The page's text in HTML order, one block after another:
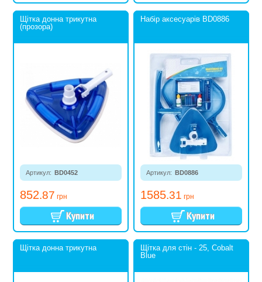
Щітка донна трикутна
(прозора)
Артикул: BD0452
852.87 грн
Набір аксесуарів BD0886
Артикул: BD0886
1585.31 грн
Щітка донна трикутна
Щітка для стін - 25, Cobalt
Blue